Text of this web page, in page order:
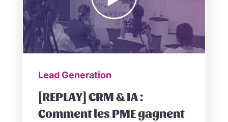
Lead Generation
[REPLAY] CRM & IA :
Comment les PME gagnent